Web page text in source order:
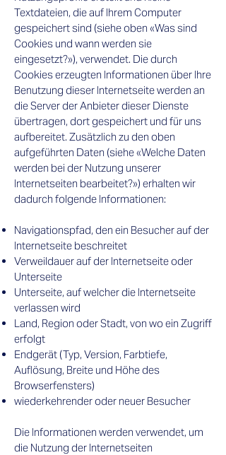
Textdateien, die auf Ihrem Computer
gespeichert sind (siehe oben «Was sind
Cookies und wann werden sie
eingesetzt?»), verwendet. Die durch
Cookies erzeugten Informationen über Ihre
Benutzung dieser Internetseite werden an
die Server der Anbieter dieser Dienste
übertragen, dort gespeichert und für uns
aufbereitet. Zusätzlich zu den oben
aufgeführten Daten (siehe «Welche Daten
werden bei der Nutzung unserer
Internetseiten bearbeitet?») erhalten wir
dadurch folgende Informationen:
Navigationspfad, den ein Besucher auf der
Internetseite beschreitet
Verweildauer auf der Internetseite oder
Unterseite
Unterseite, auf welcher die Internetseite
verlassen wird
Land, Region oder Stadt, von wo ein Zugriff
erfolgt
Endgerät (Typ, Version, Farbtiefe,
Auflösung, Breite und Höhe des
Browserfensters)
wiederkehrender oder neuer Besucher
Die Informationen werden verwendet, um
die Nutzung der Internetseiten